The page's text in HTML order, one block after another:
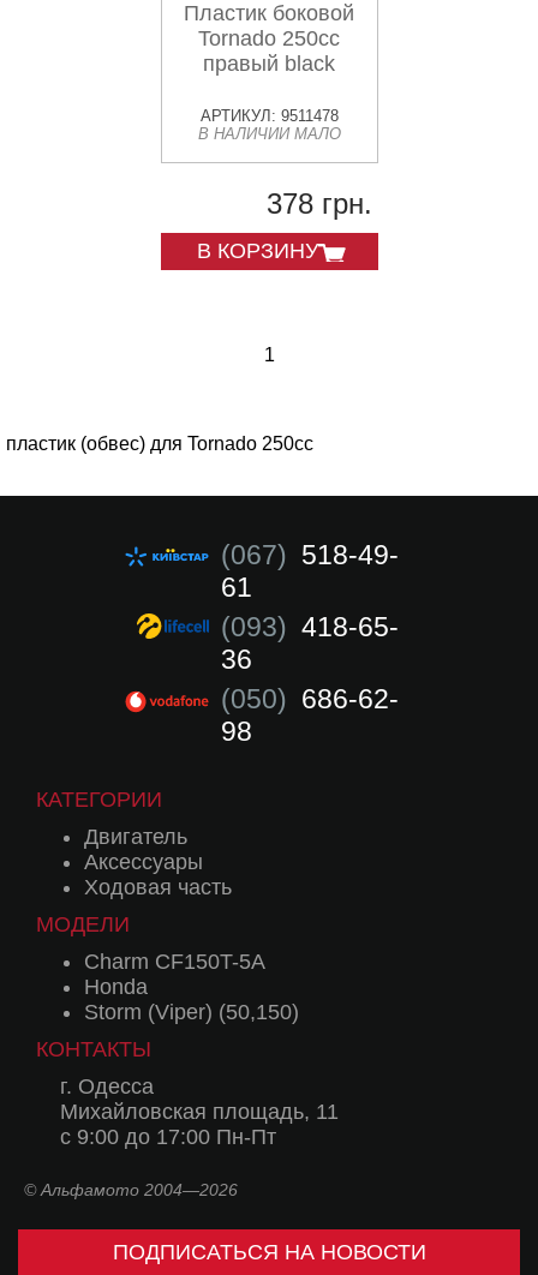
Пластик боковой
Tornado 250cc
правый black
АРТИКУЛ: 9511478
В НАЛИЧИИ МАЛО
378 грн.
В КОРЗИНУ
1
пластик (обвес) для Tornado 250cc
(067) 518-49-
61
(093) 418-65-
36
(050) 686-62-
98
КАТЕГОРИИ
Двигатель
Аксессуары
Ходовая часть
МОДЕЛИ
Charm CF150T-5A
Honda
Storm (Viper) (50,150)
КОНТАКТЫ
г. Одесса
Михайловская площадь, 11
с 9:00 до 17:00 Пн-Пт
© Альфамото 2004—2026
ПОДПИСАТЬСЯ НА НОВОСТИ